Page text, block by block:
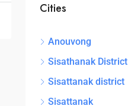
Cities
Anouvong
Sisathanak District
Sisattanak district
Sisattanak